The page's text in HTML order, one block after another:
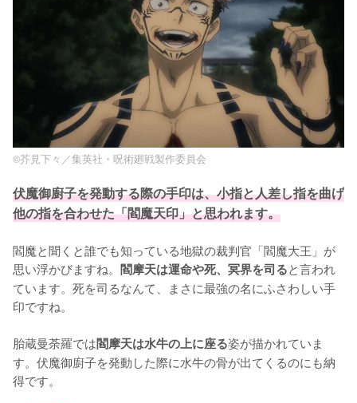
©芥見下々／集英社・呪術廻戦製作委員会
伏魔御廚子を発動する際の手印は、小指と人差し指を曲げ
他の指を合わせた「閻魔天印」と思われます。
閻魔と聞くと誰でも知っている地獄の裁判官「閻魔大王」が
思い浮かびますね。 閻摩天は運命や死、冥界を司ると言われ
ています。死を司るなんて、まさに最強の名にふさわしい手
印ですね。
胎蔵曼荼羅では閻摩天は水牛の上に座る姿が描かれていま
す。伏魔御廚子を発動した際に水牛の骨が出てくるのにも納
得です。